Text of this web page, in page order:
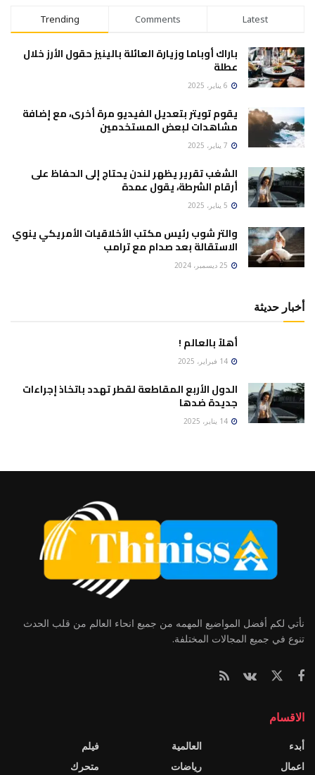
Trending Comments Latest
باراك أوباما وزيارة العائلة بالينيز حقول الأرز خلال
عطلة
يقوم تويتر بتعديل الفيديو مرة أخرى، مع إضافة
مشاهدات لبعض المستخدمين
الشغب تقرير يظهر لندن يحتاج إلى الحفاظ على
أرقام الشرطة، يقول عمدة
والتر شوب رئيس مكتب الأخلاقيات الأمريكي ينوي
الاستقالة بعد صدام مع ترامب
أخبار حديثة
أهلاً بالعالم !
الدول الأربع المقاطعة لقطر تهدد باتخاذ إجراءات
جديدة ضدها
نأتي لكم أفضل المواضيع المهمه من جميع انحاء العالم من قلب الحدث
تنوع في جميع المجالات المختلفة.
الاقسام
أبدء
اعمال
العالمية
رياضات
فيلم
متحرك